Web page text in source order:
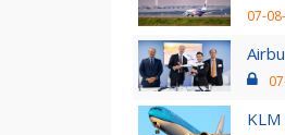
07-